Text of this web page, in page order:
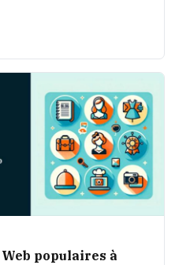
populaires à